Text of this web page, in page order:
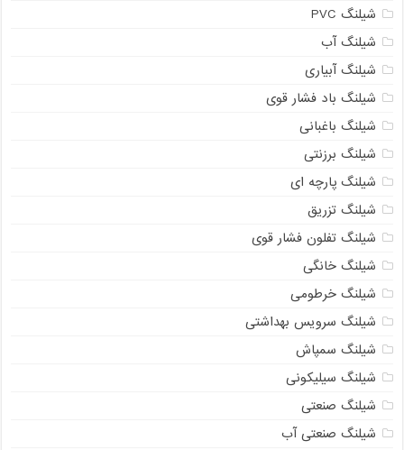
شیلنگ PVC
شیلنگ آب
شیلنگ آبیاری
شیلنگ باد فشار قوی
شیلنگ باغبانی
شیلنگ برزنتی
شیلنگ پارچه‌ ای
شیلنگ تزریق
شیلنگ تفلون فشار قوی
شیلنگ خانگی
شیلنگ خرطومی
شیلنگ سرویس بهداشتی
شیلنگ سمپاش
شیلنگ سیلیکونی
شیلنگ صنعتی
شیلنگ صنعتی آب